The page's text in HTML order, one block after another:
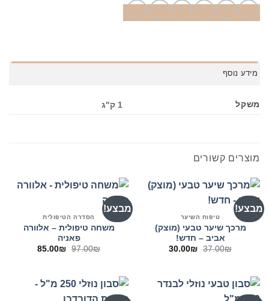
מידע נוסף
משקל 1 ק"ג
מוצרים קשורים
מבצע!
טיפוח השיער
מרכך שיער טבעי (מוצק)
אביב – חדש!
37.00₪
המחיר
30.00₪
המחיר
מבצע!
הסדרה הטיפולית
משחה טיפולית – אלוורה
פאניה
97.00₪
המחיר
85.00₪
המחיר